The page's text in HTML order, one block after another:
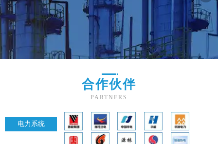
合作伙伴
PARTNERS
电力系统